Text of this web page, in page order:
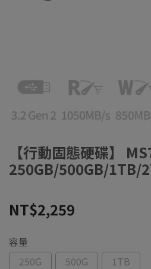
【行動固態硬碟】
250GB/500GB/1TB/
NT$2,259
容量
250G
500G 1TB